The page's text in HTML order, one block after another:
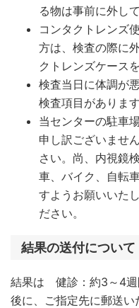
る物は事前に外し
コンタクトレンズ
方は、検査の際に
クトレンズケース
検査当日に体調が
検査項目がありま
当センターの駐車
申し訳ございませ
さい。尚、内視鏡
車、バイク、自転
すようお願いいた
ださい。
結果の送付について
結果は 健診：約3～4週
後に、ご指定先に郵送い